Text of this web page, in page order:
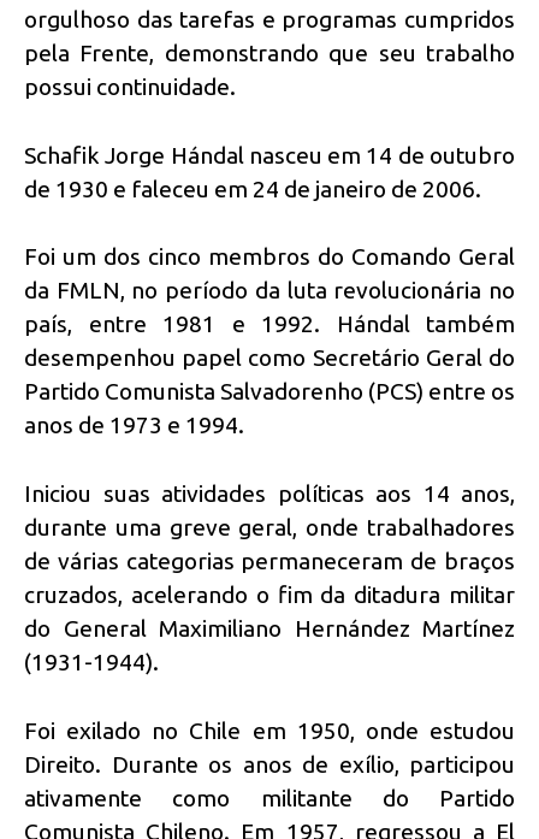
orgulhoso das tarefas e programas cumpridos
pela Frente, demonstrando que seu trabalho
possui continuidade.
Schafik Jorge Hándal nasceu em 14 de outubro
de 1930 e faleceu em 24 de janeiro de 2006.
Foi um dos cinco membros do Comando Geral
da FMLN, no período da luta revolucionária no
país, entre 1981 e 1992. Hándal também
desempenhou papel como Secretário Geral do
Partido Comunista Salvadorenho (PCS) entre os
anos de 1973 e 1994.
Iniciou suas atividades políticas aos 14 anos,
durante uma greve geral, onde trabalhadores
de várias categorias permaneceram de braços
cruzados, acelerando o fim da ditadura militar
do General Maximiliano Hernández Martínez
(1931-1944).
Foi exilado no Chile em 1950, onde estudou
Direito. Durante os anos de exílio, participou
ativamente como militante do Partido
Comunista Chileno. Em 1957, regressou a El